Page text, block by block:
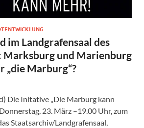
im Landgrafensaal des
Marksburg und Marienburg
„die Marburg“?
Die Initative „Die Marburg kann
23. März –19.00 Uhr, zum
Staatsarchiv/Landgrafensaal,